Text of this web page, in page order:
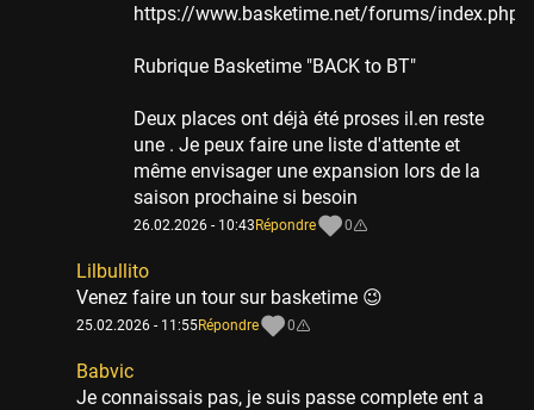
https://www.basketime.net/forums/index.php
Rubrique Basketime "BACK to BT"
Deux places ont déjà été proses il.en reste
une . Je peux faire une liste d'attente et
même envisager une expansion lors de la
saison prochaine si besoin
26.02.2026 - 10:43 Répondre 0
Lilbullito
Venez faire un tour sur basketime 😉
25.02.2026 - 11:55Répondre 0
Babvic
Je connaissais pas, je suis passe complete ent a